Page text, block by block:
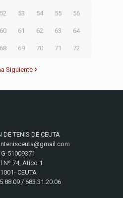
52 53 54 55 56
60 61 62 63 64
68 69 70 71 72
Siguiente
DE TENIS DE CEUTA
G-51009371
Nº 74, Atico 1
CEUTA
/ 683.31.20.06